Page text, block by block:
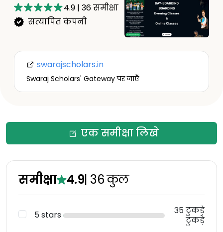
4.9 | 36समीक्षा
सत्यापित कंपनी
swarajscholars.in
Swaraj Scholars' Gateway पर जाएँ
एक समीक्षा लिखे
समीक्षा 4.9| 36कुल
5 stars
35 टुकड़े
टुकड़े